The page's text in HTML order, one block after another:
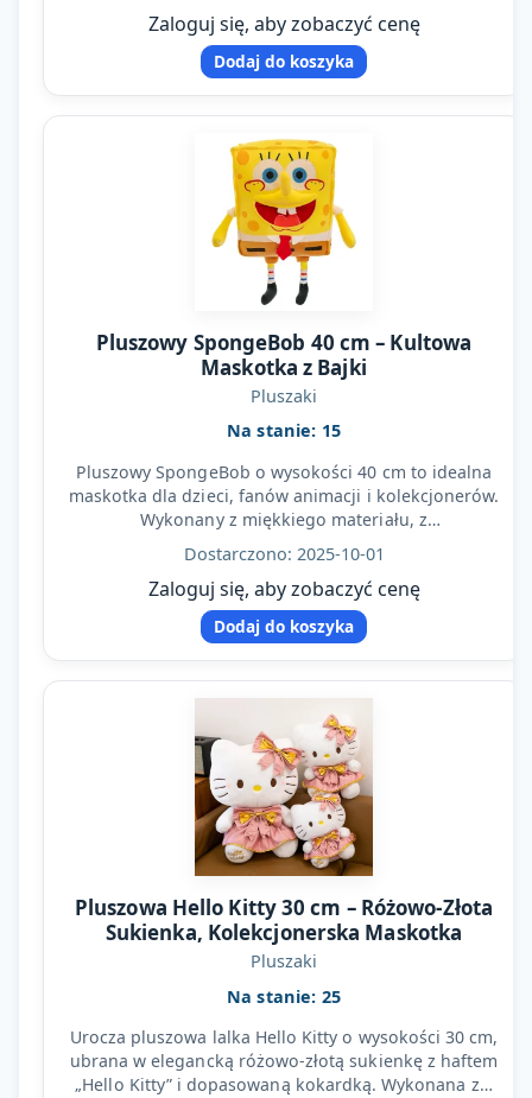
Zaloguj się, aby zobaczyć cenę
Dodaj do koszyka
Pluszowy SpongeBob 40 cm – Kultowa
Maskotka z Bajki
Pluszaki
Na stanie: 15
Pluszowy SpongeBob o wysokości 40 cm to idealna
maskotka dla dzieci, fanów animacji i kolekcjonerów.
Wykonany z miękkiego materiału, z
Dostarczono: 2025-10-01
Zaloguj się, aby zobaczyć cenę
Dodaj do koszyka
Pluszowa Hello Kitty 30 cm – Różowo-Złota
Sukienka, Kolekcjonerska Maskotka
Pluszaki
Na stanie: 25
Urocza pluszowa lalka Hello Kitty o wysokości 30 cm,
ubrana w elegancką różowo-złotą sukienkę z haftem
„Hello Kitty” i dopasowaną kokardką. Wykonana z…